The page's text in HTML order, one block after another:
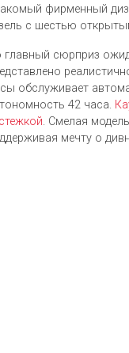
фирменный
с шестью
главный сюрприз
обслуживает
42 часа.
. Смелая
мечту о